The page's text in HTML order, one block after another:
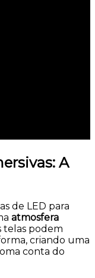
A
de LED para
atmosfera
telas podem
criando uma
conta do